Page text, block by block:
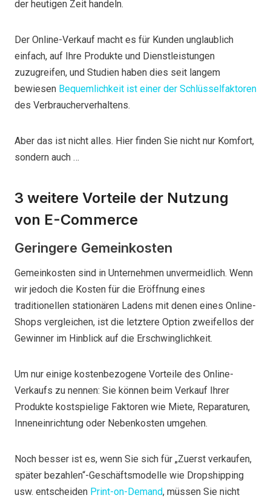
der heutigen Zeit handeln.
Der Online-Verkauf macht es für Kunden unglaublich
einfach, auf Ihre Produkte und Dienstleistungen
zuzugreifen, und Studien haben dies seit langem
bewiesen Bequemlichkeit ist einer der Schlüsselfaktoren
des Verbraucherverhaltens.
Aber das ist nicht alles. Hier finden Sie nicht nur Komfort,
sondern auch …
3 weitere Vorteile der Nutzung
von E-Commerce
Geringere Gemeinkosten
Gemeinkosten sind in Unternehmen unvermeidlich. Wenn
wir jedoch die Kosten für die Eröffnung eines
traditionellen stationären Ladens mit denen eines Online-
Shops vergleichen, ist die letztere Option zweifellos der
Gewinner im Hinblick auf die Erschwinglichkeit.
Um nur einige kostenbezogene Vorteile des Online-
Verkaufs zu nennen: Sie können beim Verkauf Ihrer
Produkte kostspielige Faktoren wie Miete, Reparaturen,
Inneneinrichtung oder Nebenkosten umgehen.
Noch besser ist es, wenn Sie sich für „Zuerst verkaufen,
später bezahlen“-Geschäftsmodelle wie Dropshipping
usw. entscheiden Print-on-Demand, müssen Sie nicht